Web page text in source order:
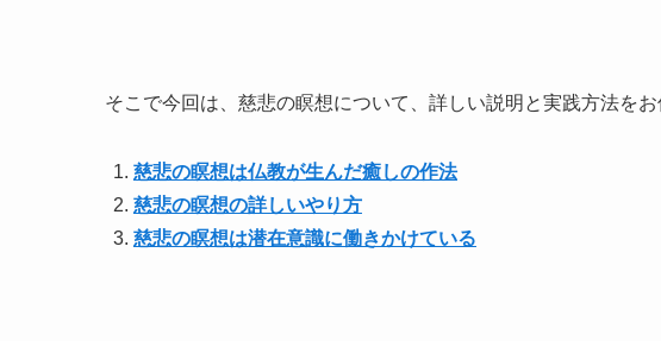
そこで今回は、慈悲の瞑想について、詳しい説明と実践方法をお
慈悲の瞑想は仏教が生んだ癒しの作法
慈悲の瞑想の詳しいやり方
慈悲の瞑想は潜在意識に働きかけている